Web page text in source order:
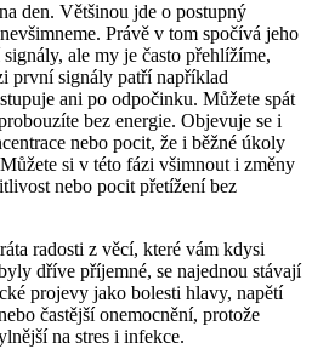
den. Většinou jde o postupný
Právě v tom spočívá jeho
ale my je často přehlížíme,
první signály patří například
ani po odpočinku. Můžete spát
bez energie. Objevuje se i
nebo pocit, že i běžné úkoly
si v této fázi všimnout i změny
nebo pocit přetížení bez
radosti z věcí, které vám kdysi
dříve příjemné, se najednou stávají
projevy jako bolesti hlavy, napětí
častější onemocnění, protože
na stres i infekce.